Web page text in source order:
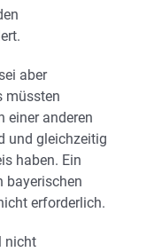
aber
müssten
einer anderen
und gleichzeitig
haben. Ein
bayerischen
erforderlich.
nicht